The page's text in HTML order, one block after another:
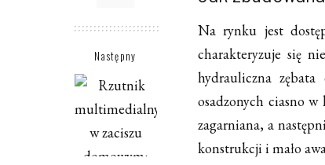
Następny
Na rynku jest
charakteryzuje się
hydrauliczna
osadzonych ciasno w
zagarniana, a
konstrukcji i mało